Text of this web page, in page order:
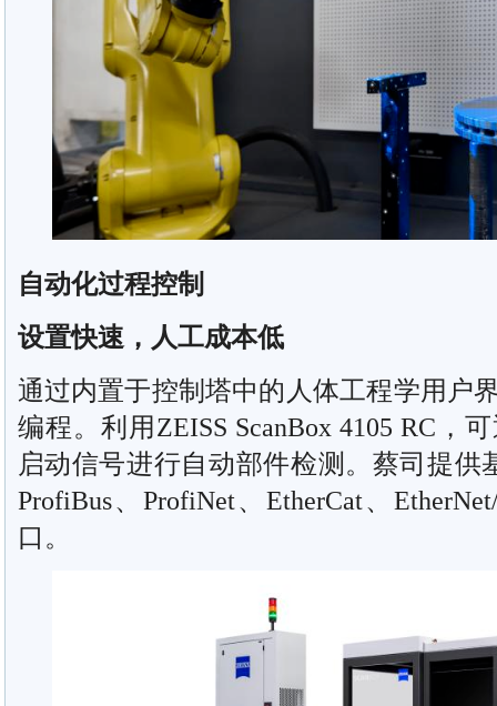
自动化过程控制
设置快速，人工成本低
通过内置于控制塔中的人体工程学用户
编程。利用ZEISS ScanBox 4105 RC，
启动信号进行自动部件检测。蔡司提供
ProfiBus、ProfiNet、EtherCat、
口。